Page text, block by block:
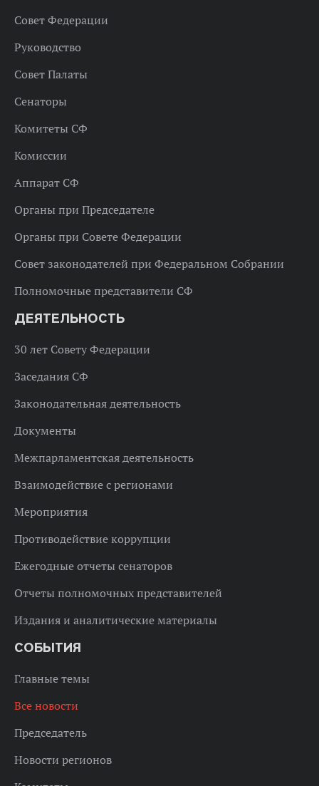
Совет Федерации
Руководство
Совет Палаты
Сенаторы
Комитеты СФ
Комиссии
Аппарат СФ
Органы при Председателе
Органы при Совете Федерации
Совет законодателей при Федеральном Собрании
Полномочные представители СФ
ДЕЯТЕЛЬНОСТЬ
30 лет Совету Федерации
Заседания СФ
Законодательная деятельность
Документы
Межпарламентская деятельность
Взаимодействие с регионами
Мероприятия
Противодействие коррупции
Ежегодные отчеты сенаторов
Отчеты полномочных представителей
Издания и аналитические материалы
СОБЫТИЯ
Главные темы
Все новости
Председатель
Новости регионов